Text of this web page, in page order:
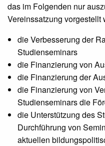
das im Folgenden nur
Vereinssatzung vorgestellt
die Verbesserung der
Studienseminars
die Finanzierung von
die Finanzierung der
die Finanzierung von
Studienseminars die
die Unterstützung des
Durchführung von
aktuellen